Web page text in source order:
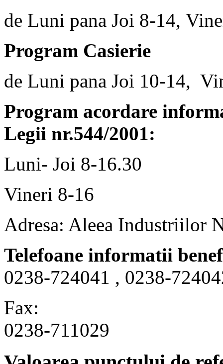
de Luni pana Joi 8-14,
Program Casierie
de Luni pana Joi 10-14,
Program acordare
Legii nr.544/2001:
Luni- Joi 8-16.30
Vineri 8-16
Adresa: Aleea Industriilor
Telefoane informatii
0238-724041 , 0238-
Fax:
0238-711029